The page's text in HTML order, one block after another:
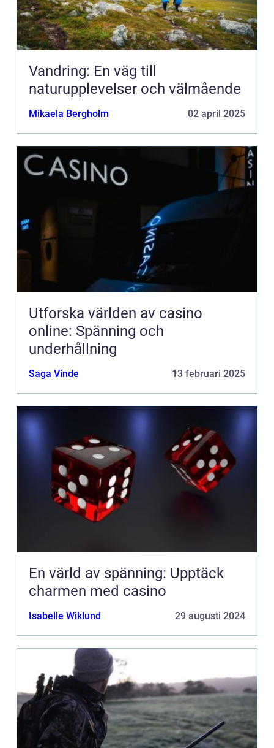
Vandring: En väg till
naturupplevelser och välmående
Mikaela Bergholm 02 april 2025
Utforska världen av casino
online: Spänning och
underhållning
Saga Vinde 13 februari 2025
En värld av spänning: Upptäck
charmen med casino
Isabelle Wiklund 29 augusti 2024